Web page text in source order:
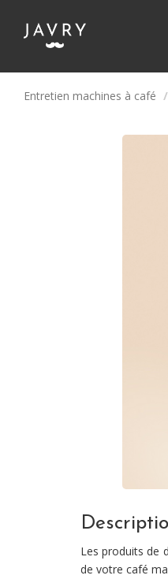
Entretien machines à café
Les produits de
de votre café